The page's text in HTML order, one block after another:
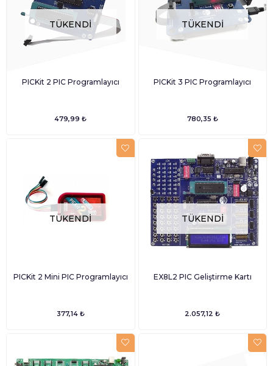
TÜKENDI
PICKit 2 PIC Programlayıcı
479,99 ₺
TÜKENDI
PICKit 3 PIC Programlayıcı
780,35 ₺
TÜKENDI
PICKit 2 Mini PIC Programlayıcı
377,14 ₺
TÜKENDI
EX8L2 PIC Geliştirme Kartı
2.057,12 ₺